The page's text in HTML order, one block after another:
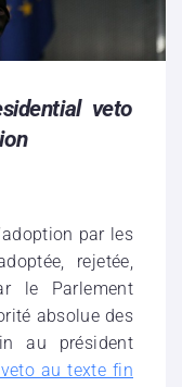
veto
par les
rejetée,
le Parlement
absolue des
au président
au texte fin